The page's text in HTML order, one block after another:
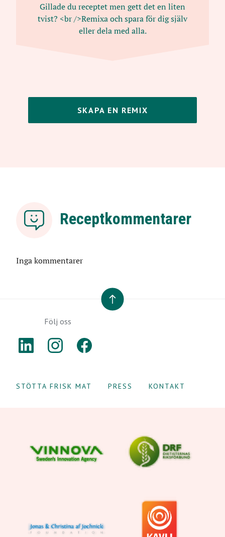
Gillade du receptet men gett det en liten
tvist? <br />Remixa och spara för dig själv
eller dela med alla.
SKAPA EN REMIX
Receptkommentarer
Inga kommentarer
TILL TOPPEN
Följ oss
LINKEDININSTAGRAM
STÖTTA FRISK MAT PRESS KONTAKT